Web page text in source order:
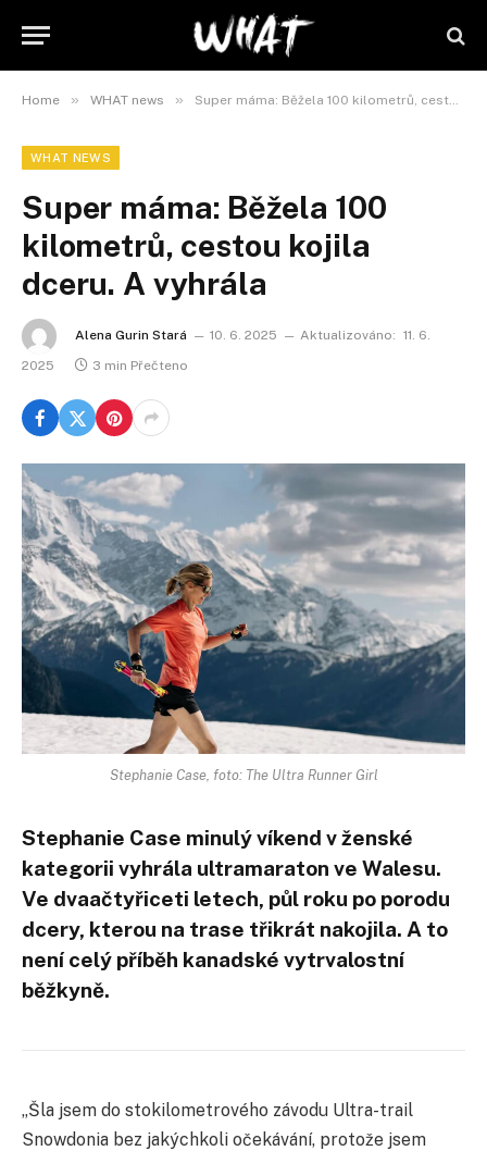
Home » WHAT news » Super máma: Běžela 100 kilometrů, cestou kojila dceru. A vyhrála
WHAT NEWS
Super máma: Běžela 100
kilometrů, cestou kojila
dceru. A vyhrála
Alena Gurin Stará 10. 6. 2025 Aktualizováno: 11. 6.
2025
3 min Přečteno
Stephanie Case, foto: The Ultra Runner Girl
Stephanie Case minulý víkend v ženské
kategorii vyhrála ultramaraton ve Walesu.
Ve dvaačtyřiceti letech, půl roku po porodu
dcery, kterou na trase třikrát nakojila. A to
není celý příběh kanadské vytrvalostní
běžkyně.
„Šla jsem do stokilometrového závodu Ultra-trail
Snowdonia bez jakýchkoli očekávání, protože jsem